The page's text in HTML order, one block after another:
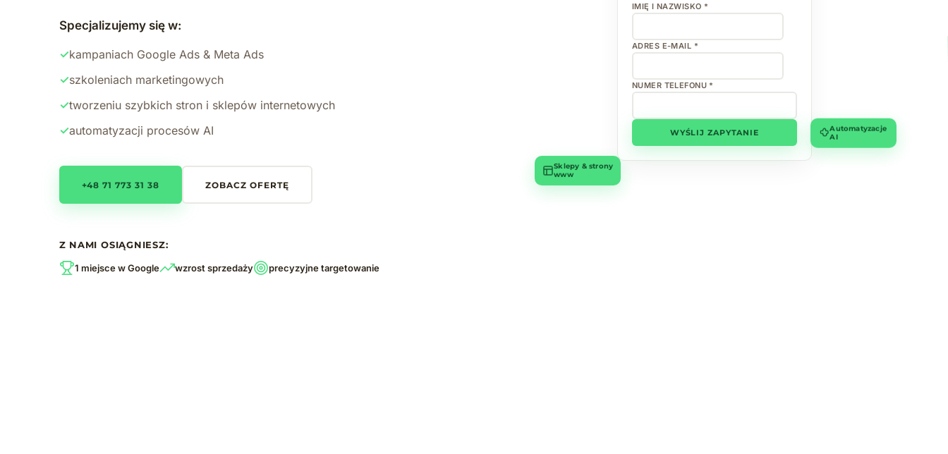
Specjalizujemy się w:
✓kampaniach Google Ads & Meta Ads
✓szkoleniach marketingowych
✓tworzeniu szybkich stron i sklepów internetowych
✓automatyzacji procesów AI
+48 71 773 31 38 ZOBACZ OFERTĘ
Z NAMI OSIĄGNIESZ:
1 miejsce w Google wzrost sprzedaży precyzyjne targetowanie
IMIĘ I NAZWISKO *
ADRES E-MAIL *
NUMER TELEFONU *
WYŚLIJ ZAPYTANIE
Automatyzacje
AI
Sklepy & strony
www